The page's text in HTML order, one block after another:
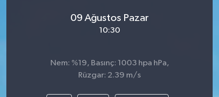
09 Ağustos Pazar
10:30
Nem: %19, Basınç: 1003 hpa hPa,
Rüzgar: 2.39 m/s